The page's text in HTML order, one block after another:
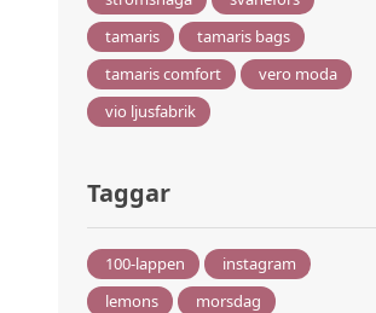
tamaris
tamaris bags
tamaris comfort
vero moda
vio ljusfabrik
Taggar
100-lappen
instagram
lemons
morsdag